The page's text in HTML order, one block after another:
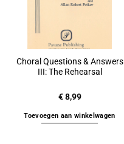
Choral Questions & Answers
III: The Rehearsal
€8,99
Toevoegen aan winkelwagen